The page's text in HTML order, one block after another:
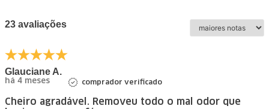
23 avaliações
Glauciane A.
há 4 meses comprador verificado
Cheiro agradável. Removeu todo o mal odor que